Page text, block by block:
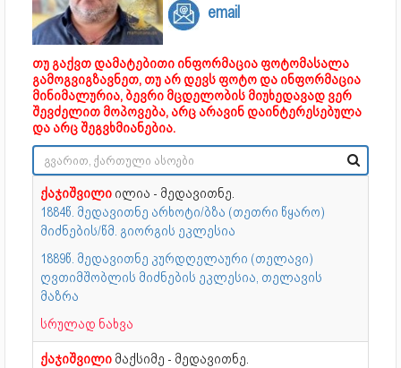
email
თუ გაქვთ დამატებითი ინფორმაცია ფოტომასალა
გამოგვიგზავნეთ, თუ არ დევს ფოტო და ინფორმაცია
მინიმალურია, ბევრი მცდელობის მიუხედავად ვერ
შევძელით მოპოვება, არც არავინ დაინტერესებულა
და არც შეგვხმიანებია.
ქაჯიშვილი ილია - მედავითნე.
1884წ. მედავითნე არხოტი/ბზა (თეთრი წყარო)
მიძნების/წმ. გიორგის ეკლესია
1889წ. მედავითნე კურდღელაური (თელავი)
ღვთიმშობლის მიძნების ეკლესია, თელავის
მაზრა
სრულად ნახვა
ქაჯიშვილი მაქსიმე - მედავითნე.